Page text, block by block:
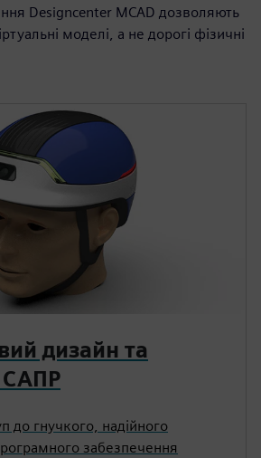
Designcenter MCAD дозволяють
моделі, а не дорогі фізичні
дизайн та
САПР
до гнучкого, надійного
забезпечення